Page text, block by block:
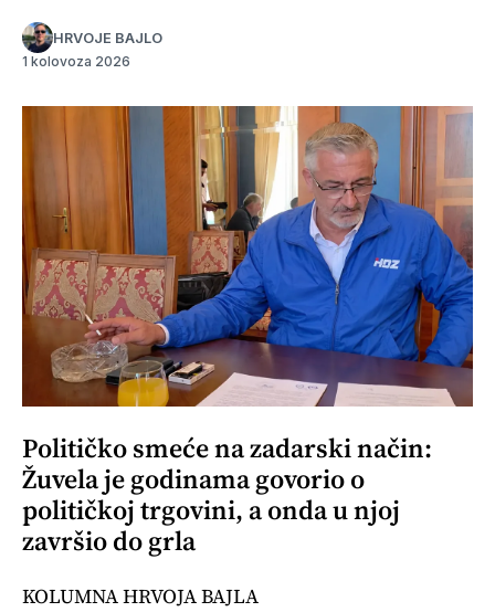
HRVOJE BAJLO
1 kolovoza 2026
Političko smeće na zadarski način:
Žuvela je godinama govorio o
političkoj trgovini, a onda u njoj
završio do grla
KOLUMNA HRVOJA BAJLA